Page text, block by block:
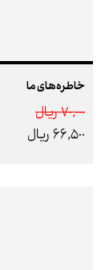
خاطره‌های ما
70,000 ريال
66,500 ريال